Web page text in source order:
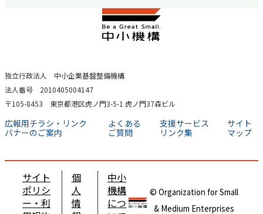
独立行政法人 中小企業基盤整備機構
法人番号 2010405004147
〒105-8453 東京都港区虎ノ門3-5-1 虎ノ門37森ビル
広報用チラシ・リンク
バナーのご案内
よくある
ご質問
支援サービス
リンク集
サイト
マップ
サイト
ポリシ
ー・利
個
人
情
中小
機構
につ
© Organization for Small
& Medium Enterprises